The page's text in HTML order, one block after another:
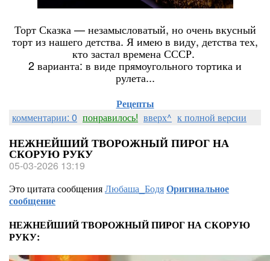
Торт Сказка — незамысловатый, но очень вкусный
торт из нашего детства. Я имею в виду, детства тех,
кто застал времена СССР.
2 варианта: в виде прямоугольного тортика и
рулета...
Рецепты
комментарии: 0 понравилось! вверх^ к полной версии
НЕЖНЕЙШИЙ ТВОРОЖНЫЙ ПИРОГ НА
СКОРУЮ РУКУ
05-03-2026 13:19
Это цитата сообщенияЛюбаша_БодяОригинальное
сообщение
НЕЖНЕЙШИЙ ТВОРОЖНЫЙ ПИРОГ НА СКОРУЮ
РУКУ: